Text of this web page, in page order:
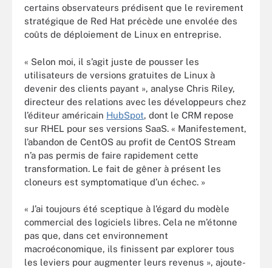
certains observateurs prédisent que le revirement
stratégique de Red Hat précède une envolée des
coûts de déploiement de Linux en entreprise.
« Selon moi, il s’agit juste de pousser les
utilisateurs de versions gratuites de Linux à
devenir des clients payant », analyse Chris Riley,
directeur des relations avec les développeurs chez
l’éditeur américain HubSpot, dont le CRM repose
sur RHEL pour ses versions SaaS. « Manifestement,
l’abandon de CentOS au profit de CentOS Stream
n’a pas permis de faire rapidement cette
transformation. Le fait de gêner à présent les
cloneurs est symptomatique d’un échec. »
« J’ai toujours été sceptique à l’égard du modèle
commercial des logiciels libres. Cela ne m’étonne
pas que, dans cet environnement
macroéconomique, ils finissent par explorer tous
les leviers pour augmenter leurs revenus », ajoute-